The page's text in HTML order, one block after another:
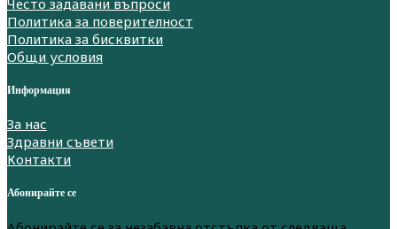
Политика за поверителност
Политика за бисквитки
Общи условия
Информация
За нас
Здравни съвети
Контакти
Абонирайте се